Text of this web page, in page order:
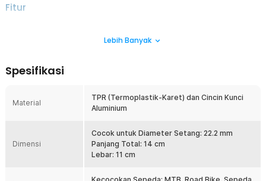
Fitur
Handgrip ini menggunakan kombinasi material TPR dan cincin
cengkeram sehingga tangan tetap stabil meski berkeringat atau
dan kenyamanan berkendara di berbagai kondisi jalan.
Desain Ergonomis Lebih Nyaman
lebih nyaman saat digunakan dalam waktu lama. Desain ergonomis
membantu mengurangi tekanan pada telapak tangan dan
mengurangi rasa pegal saat bersepeda jarak jauh. Sangat cocok
Lebih Banyak
Spesifikasi
Material
TPR (Termoplastik-Karet) dan Cincin Kunci
Aluminium
Dimensi
Cocok untuk Diameter Setang: 22.2 mm
Panjang Total: 14 cm
Lebar: 11 cm
Kecocokan Sepeda: MTB, Road Bike, Sepeda